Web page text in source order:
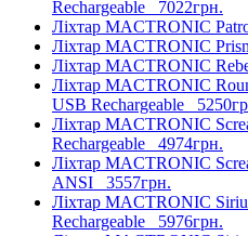
Rechargeable 7022грн.
Ліхтар MACTRONIC
Ліхтар MACTRONIC
Ліхтар MACTRONIC
Ліхтар MACTRONIC
USB Rechargeable
Ліхтар MACTRONIC
Rechargeable 4974грн.
Ліхтар MACTRONIC
ANSI 3557грн.
Ліхтар MACTRONIC
Rechargeable 5976грн.